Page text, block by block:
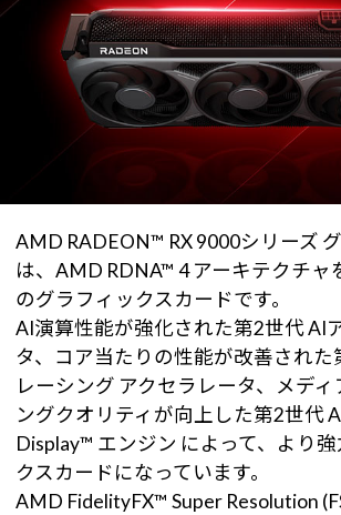
AMD RADEON™ RX 9000シリーズ
は、AMD RDNA™ 4 アーキテクチャ
のグラフィックスカードです。
AI演算性能が強化された第2世代 AI
タ、コア当たりの性能が改善された
レーシング アクセラレータ、メディ
ングクオリティが向上した第2世代
Display™ エンジン によって、より
クスカードになっています。
AMD FidelityFX™ Super Resolution